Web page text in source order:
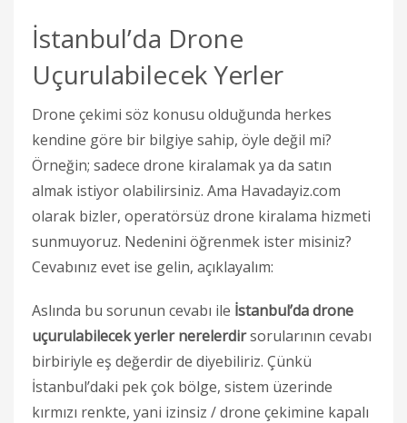
İstanbul’da Drone
Uçurulabilecek Yerler
Drone çekimi söz konusu olduğunda herkes
kendine göre bir bilgiye sahip, öyle değil mi?
Örneğin; sadece drone kiralamak ya da satın
almak istiyor olabilirsiniz. Ama Havadayiz.com
olarak bizler, operatörsüz drone kiralama hizmeti
sunmuyoruz. Nedenini öğrenmek ister misiniz?
Cevabınız evet ise gelin, açıklayalım:
Aslında bu sorunun cevabı ile İstanbul’da drone
uçurulabilecek yerler nerelerdirsorularının cevabı
birbiriyle eş değerdir de diyebiliriz. Çünkü
İstanbul’daki pek çok bölge, sistem üzerinde
kırmızı renkte, yani izinsiz / drone çekimine kapalı